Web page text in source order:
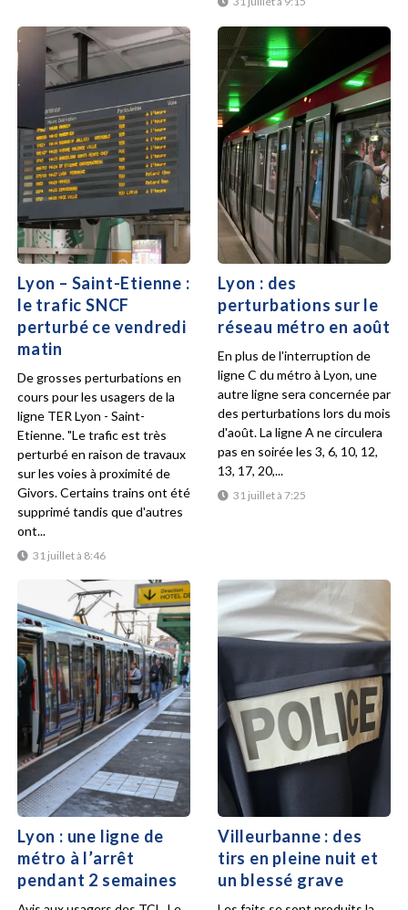
Lyon – Saint-Etienne :
le trafic SNCF
perturbé ce vendredi
matin
31 juillet à 8:46
De grosses perturbations en
cours pour les usagers de la
ligne TER Lyon - Saint-
Etienne. "Le trafic est très
perturbé en raison de travaux
sur les voies à proximité de
Givors. Certains trains ont été
supprimé tandis que d'autres
ont...
Lyon : des
perturbations sur le
réseau métro en août
31 juillet à 7:25
En plus de l'interruption de
ligne C du métro à Lyon, une
autre ligne sera concernée par
des perturbations lors du mois
d'août. La ligne A ne circulera
pas en soirée les 3, 6, 10, 12,
13, 17, 20,...
Lyon : une ligne de
métro à l’arrêt
pendant 2 semaines
Villeurbanne : des
tirs en pleine nuit et
un blessé grave